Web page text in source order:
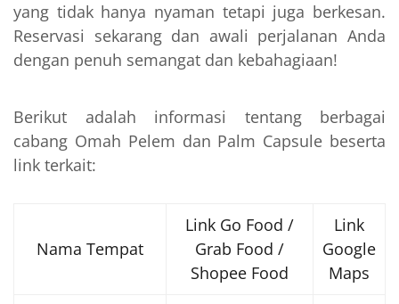
yang tidak hanya nyaman tetapi juga berkesan.
Reservasi sekarang dan awali perjalanan Anda
dengan penuh semangat dan kebahagiaan!
Berikut adalah informasi tentang berbagai
cabang Omah Pelem dan Palm Capsule beserta
link terkait:
Nama Tempat
Link Go Food /
Grab Food /
Shopee Food
Link
Google
Maps